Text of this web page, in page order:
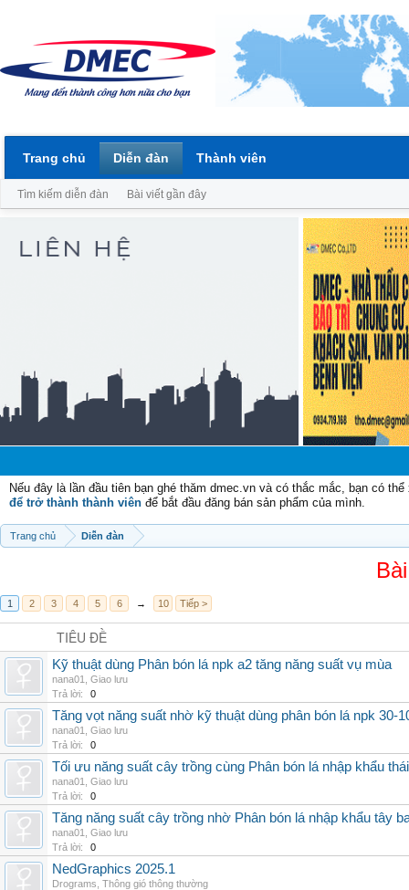
Nếu đây là lần đầu tiên bạn ghé thăm dmec.vn và có thắc mắc, bạn có
để trở thành thành viên để bắt đầu đăng bán sản phẩm của mình.
Trang chủ Diễn đàn
1 2 3 4 5 6 → 10 Tiếp >
TIÊU ĐỀ
Kỹ thuật dùng Phân bón lá npk a2 tăng năng suất vụ mùa
nana01
Giao lưu
Trả lời:
0
Tăng vọt năng suất nhờ kỹ thuật dùng phân bón lá npk 30-
nana01
Giao lưu
Trả lời:
0
Tối ưu năng suất cây trồng cùng Phân bón lá nhập khẩu
nana01
Giao lưu
Trả lời:
0
Tăng năng suất cây trồng nhờ Phân bón lá nhập khẩu tây
nana01
Giao lưu
Trả lời:
0
NedGraphics 2025.1
Drograms Thông gió thông thường
Trang chủ Diễn đàn
Tìm kiếm diễn đàn Bài viết gần đây
Thành viên